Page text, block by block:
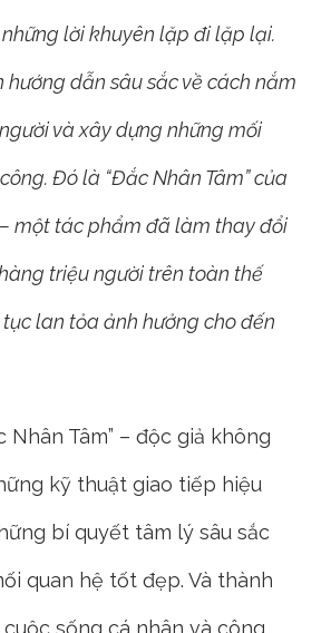
lời khuyên lặp đi lặp lại.
hướng dẫn sâu sắc về cách nắm
và xây dựng những mối
Đó là “Đắc Nhân Tâm” của
một tác phẩm đã làm thay đổi
triệu người trên toàn thế
lan tỏa ảnh hưởng cho đến
Nhân Tâm” – độc giả không